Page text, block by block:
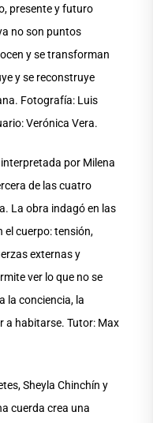
presente y futuro
no son puntos
y se transforman
y se reconstruye
Fotografía: Luis
Verónica Vera.
interpretada por Milena
de las cuatro
La obra indagó en las
el cuerpo: tensión,
externas y
ver lo que no se
la conciencia, la
a habitarse. Tutor: Max
Sheyla Chinchín y
cuerda crea una